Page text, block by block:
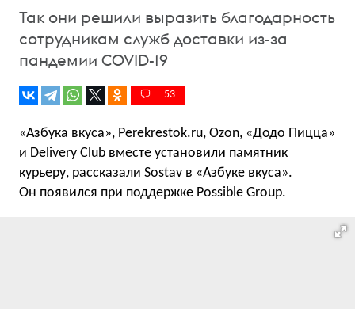
Так они решили выразить благодарность
сотрудникам служб доставки из-за
пандемии COVID-19
53
«Азбука вкуса», Perekrestok.ru, Ozon, «Додо Пицца»
и Delivery Club вместе установили памятник
курьеру, рассказали Sostav в «Азбуке вкуса».
Он появился при поддержке Possible Group.